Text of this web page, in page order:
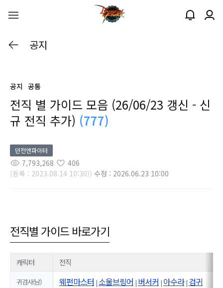
공지
공지 공통
전직 별 가이드 모음 (26/06/23 갱신 - 신
규 전직 추가) (777)
던전앤파이터
7,793,268
406
(등록 : 2023.08.14 10:30)) 수정 : 2026.06.23 10:00
전직별 가이드 바로가기
캐릭터 전직
귀검사(남) 웨펀마스터 | 소울브링어 | 버서커 | 아수라| 검귀